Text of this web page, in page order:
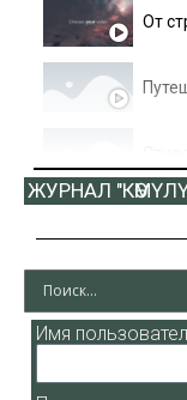
От
ЖУРНАЛ
Имя